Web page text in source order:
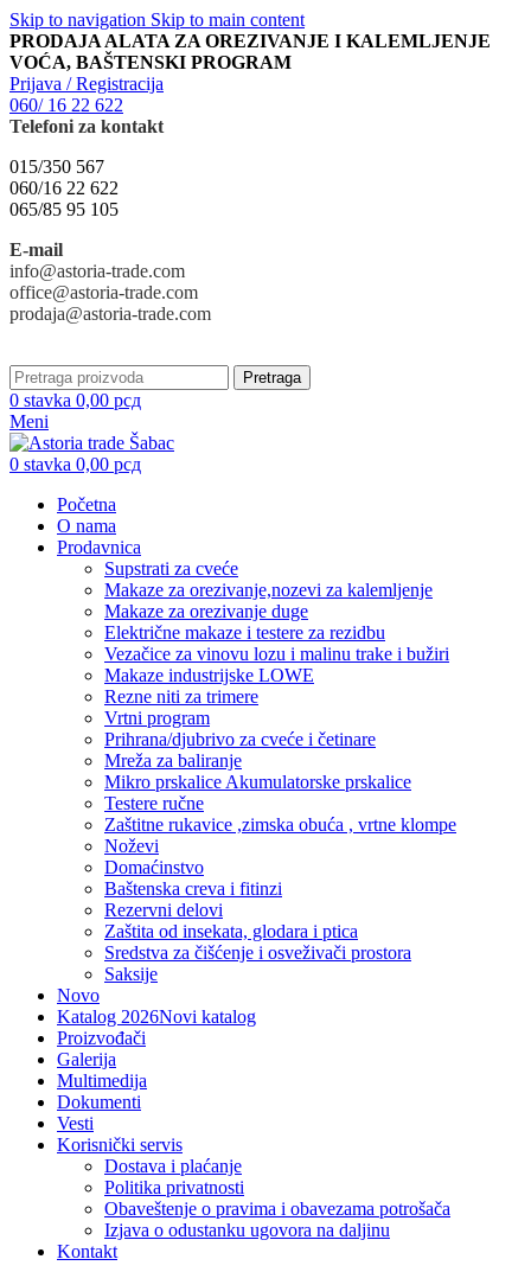
Skip to navigation Skip to main content
PRODAJA ALATA ZA OREZIVANJE I KALEMLJENJE
VOĆA, BAŠTENSKI PROGRAM
Prijava / Registracija
060/ 16 22 622
Telefoni za kontakt
015/350 567
060/16 22 622
065/85 95 105
E-mail
info@astoria-trade.com
office@astoria-trade.com
prodaja@astoria-trade.com
Pretraga
0 stavka 0,00 рсд
Meni
0 stavka 0,00 рсд
Početna
O nama
Prodavnica
Supstrati za cveće
Makaze za orezivanje,nozevi za kalemljenje
Makaze za orezivanje duge
Električne makaze i testere za rezidbu
Vezačice za vinovu lozu i malinu trake i bužiri
Makaze industrijske LOWE
Rezne niti za trimere
Vrtni program
Prihrana/djubrivo za cveće i četinare
Mreža za baliranje
Mikro prskalice Akumulatorske prskalice
Testere ručne
Zaštitne rukavice ,zimska obuća , vrtne klompe
Noževi
Domaćinstvo
Baštenska creva i fitinzi
Rezervni delovi
Zaštita od insekata, glodara i ptica
Sredstva za čišćenje i osveživači prostora
Saksije
Novo
Katalog 2026Novi katalog
Proizvođači
Galerija
Multimedija
Dokumenti
Vesti
Korisnički servis
Dostava i plaćanje
Politika privatnosti
Obaveštenje o pravima i obavezama potrošača
Izjava o odustanku ugovora na daljinu
Kontakt